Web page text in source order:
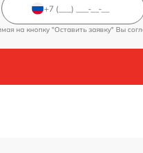
на кнопку "Оставить заявку" Вы